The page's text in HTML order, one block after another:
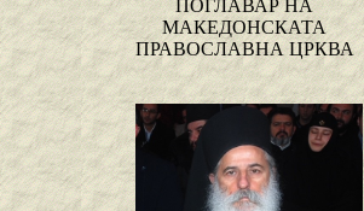
ПОГЛАВАР НА
МАКЕДОНСКАТА
ПРАВОСЛАВНА ЦРКВА